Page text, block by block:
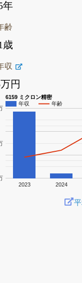
年
齢
歳
収
円
6159 ミクロン精密
年収
年齢
2023 2024